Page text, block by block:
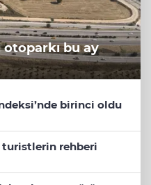
bu ay
birinci oldu
turistlerin rehberi